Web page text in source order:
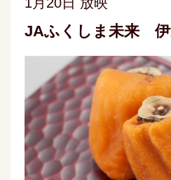
JAふくしま未来 伊